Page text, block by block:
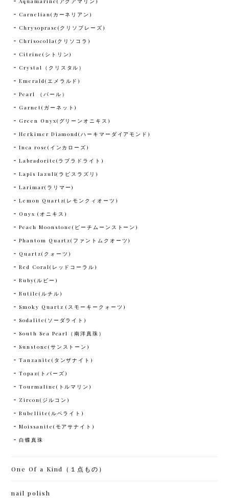
Carnelian(カーネリアン)
Chrysoprase(クリソプレーズ)
Chrisocolla(クリソコラ)
Citrine(シトリン)
Crystal（クリスタル）
Emerald(エメラルド)
Pearl （パール）
Garnet(ガーネット)
Green Onyx(グリーンオニキス)
Herkimer Diamond(ハーキマーダイアモンド)
Inca rose(インカローズ)
Labradorite(ラブラドライト)
Lapis lazuli(ラピスラズリ)
Larimar(ラリマー)
Lemon Quartz(レモンクィオーツ)
Onyx (オニキス)
Peach Moonstone(ピーチムーンストーン)
Phantom Quartz(ファントムクオーツ)
Quartz(クォーツ)
Red Coral(レッドコーラル)
Ruby(ルビー)
Rutile(ルチル)
Smoky Quartz (スモーキークォーツ)
Sodalite(ソーダライト)
South Sea Pearl（南洋真珠）
Sunstone(サンストーン)
Tanzanite(タンザナイト)
Topaz(トパーズ)
Tourmaline(トルマリン)
Zircon(ジルコン)
Rubellite(ルベライト)
Moissanite(モアサナイト)
白蝶真珠
One Of a Kind（１点もの）
nail polish